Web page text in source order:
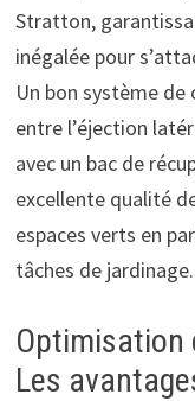
Stratton,
inégalée pour
Un bon système
entre l’éjection
avec un bac de
excellente qualité
espaces verts en
tâches de jardinage.
Optimisation
Les